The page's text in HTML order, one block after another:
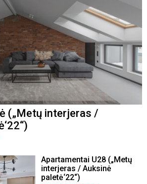
(„Metų interjeras /
Apartamentai U28 („Metų
interjeras / Auksinė
paletė‘22“)